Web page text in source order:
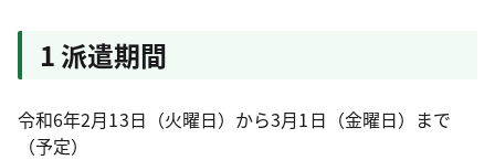
1 派遣期間
令和6年2月13日（火曜日）から3月1日（金曜日）まで
（予定）